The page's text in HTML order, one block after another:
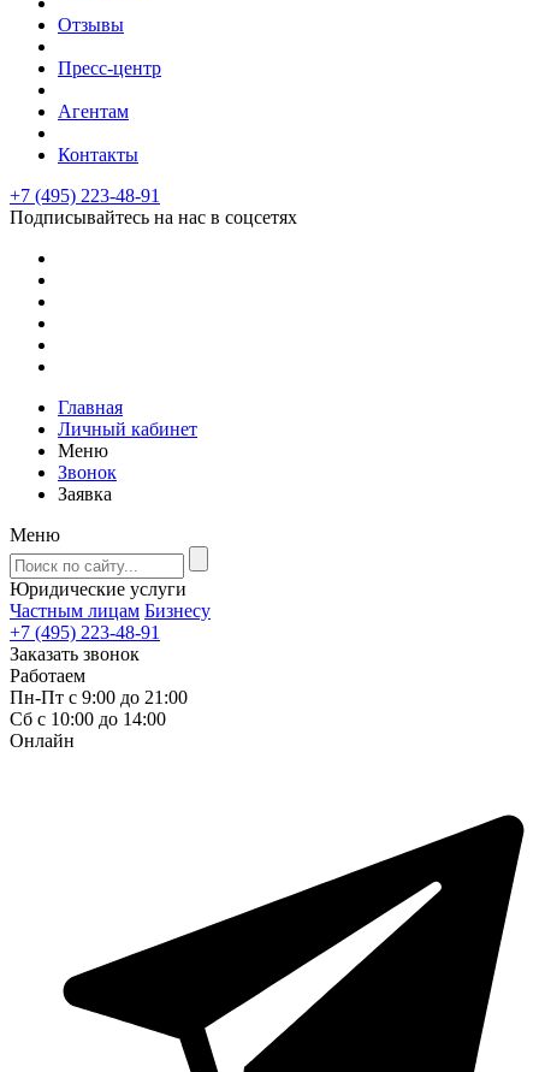
Отзывы
Пресс-центр
Агентам
Контакты
+7 (495) 223-48-91
Подписывайтесь на нас в соцсетях
Главная
Личный кабинет
Меню
Звонок
Заявка
Меню
Юридические услуги
Частным лицам Бизнесу
+7 (495) 223-48-91
Заказать звонок
Работаем
Пн-Пт с 9:00 до 21:00
Сб с 10:00 до 14:00
Онлайн